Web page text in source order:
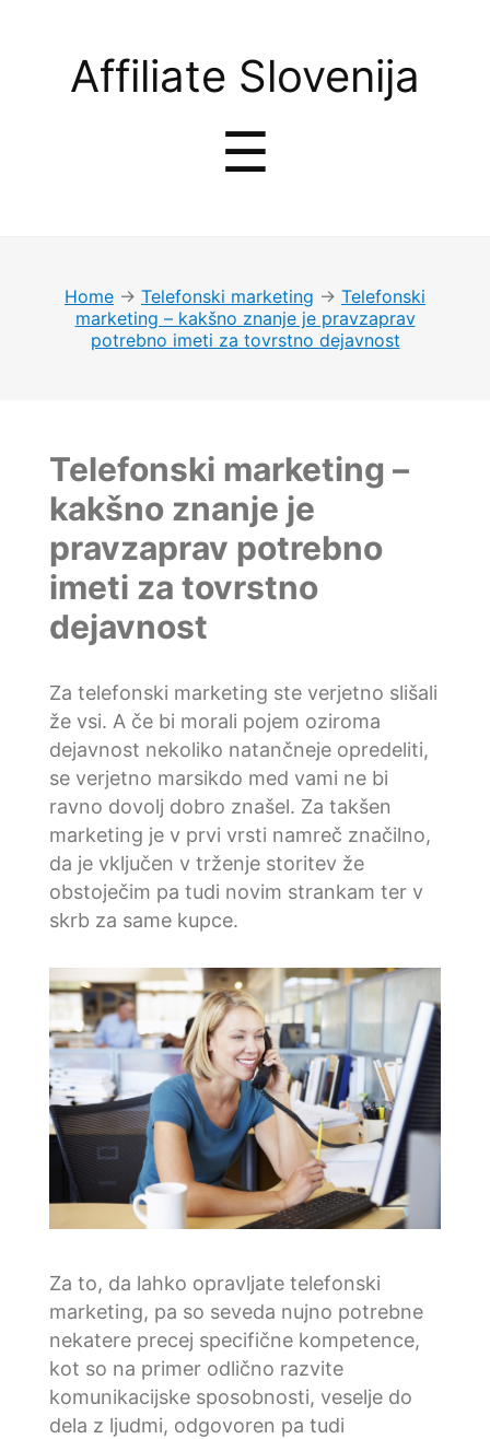
Affiliate
Slovenija
Affiliate Slovenija
☰
Home → Telefonski marketing → Telefonski
marketing – kakšno znanje je pravzaprav
potrebno imeti za tovrstno dejavnost
Telefonski marketing –
kakšno znanje je
pravzaprav potrebno
imeti za tovrstno
dejavnost
Za telefonski marketing ste verjetno slišali
že vsi. A če bi morali pojem oziroma
dejavnost nekoliko natančneje opredeliti,
se verjetno marsikdo med vami ne bi
ravno dovolj dobro znašel. Za takšen
marketing je v prvi vrsti namreč značilno,
da je vključen v trženje storitev že
obstoječim pa tudi novim strankam ter v
skrb za same kupce.
Za to, da lahko opravljate telefonski
marketing, pa so seveda nujno potrebne
nekatere precej specifične kompetence,
kot so na primer odlično razvite
komunikacijske sposobnosti, veselje do
dela z ljudmi, odgovoren pa tudi